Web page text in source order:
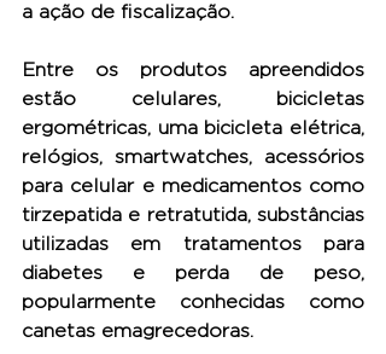
a ação de fiscalização.
Entre os produtos apreendidos
estão celulares, bicicletas
ergométricas, uma bicicleta elétrica,
relógios, smartwatches, acessórios
para celular e medicamentos como
tirzepatida e retratutida, substâncias
utilizadas em tratamentos para
diabetes e perda de peso,
popularmente conhecidas como
canetas emagrecedoras.